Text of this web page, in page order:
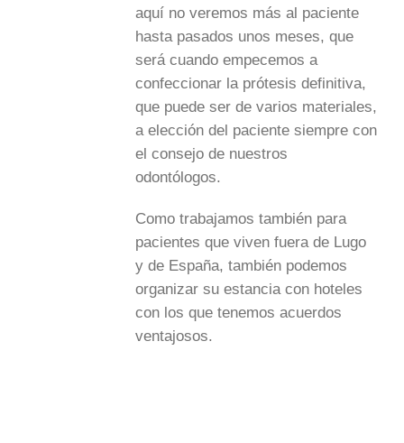
aquí no veremos más al paciente
hasta pasados unos meses, que
será cuando empecemos a
confeccionar la prótesis definitiva,
que puede ser de varios materiales,
a elección del paciente siempre con
el consejo de nuestros
odontólogos.
Como trabajamos también para
pacientes que viven fuera de Lugo
y de España, también podemos
organizar su estancia con hoteles
con los que tenemos acuerdos
ventajosos.